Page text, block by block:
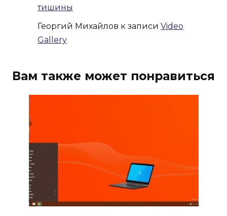
тишины
Георгий Михайлов к записи Video
Gallery
Вам также может понравиться